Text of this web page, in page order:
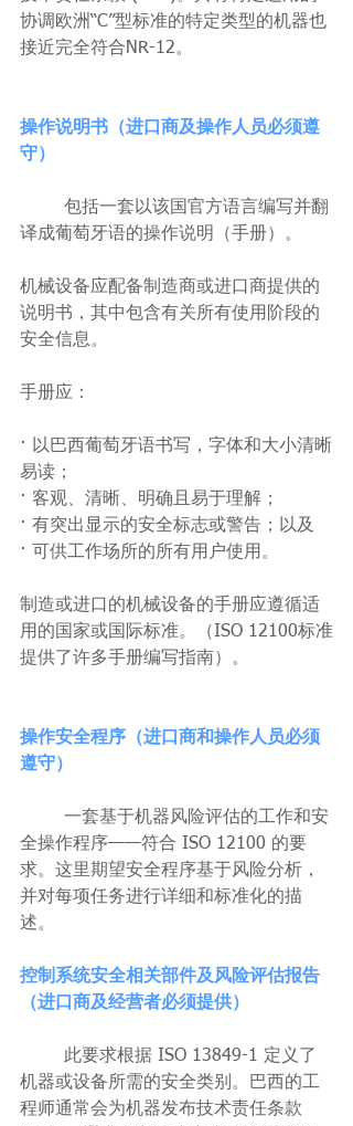
协调欧洲“C”型标准的特定类型的机器也
接近完全符合NR-12。
操作说明书（进口商及操作人员必须遵
守）
译成葡萄牙语的操作说明（手册）。
机械设备应配备制造商或进口商提供的
说明书，其中包含有关所有使用阶段的
安全信息。
手册应：
· 以巴西葡萄牙语书写，字体和大小清晰
易读；
· 客观、清晰、明确且易于理解；
· 有突出显示的安全标志或警告；以及
· 可供工作场所的所有用户使用。
制造或进口的机械设备的手册应遵循适
用的国家或国际标准。（ISO 12100标准
提供了许多手册编写指南）。
操作安全程序（进口商和操作人员必须
遵守）
全操作程序——符合 ISO 12100 的要
求。这里期望安全程序基于风险分析，
并对每项任务进行详细和标准化的描
述。
控制系统安全相关部件及风险评估报告
（进口商及经营者必须提供）
机器或设备所需的安全类别。巴西的工
程师通常会为机器发布技术责任条款